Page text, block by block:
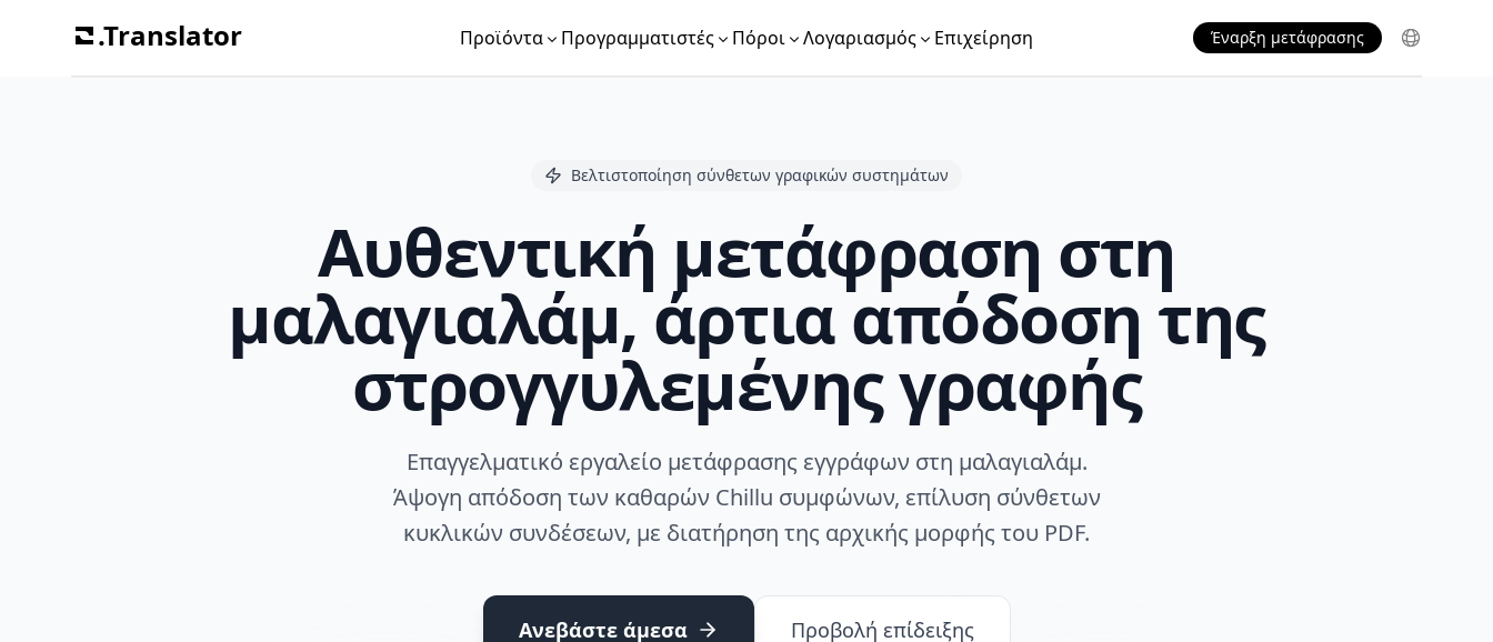
.Translator Προϊόντα Προγραμματιστές Πόροι Λογαριασμός Επιχείρηση Έναρξη μετάφρασης
Βελτιστοποίηση σύνθετων γραφικών συστημάτων
Αυθεντική μετάφραση στη
μαλαγιαλάμ, άρτια απόδοση της
στρογγυλεμένης γραφής
Επαγγελματικό εργαλείο μετάφρασης εγγράφων στη μαλαγιαλάμ.
Άψογη απόδοση των καθαρών Chillu συμφώνων, επίλυση σύνθετων
κυκλικών συνδέσεων, με διατήρηση της αρχικής μορφής του PDF.
Ανεβάστε άμεσα Προβολή επίδειξης